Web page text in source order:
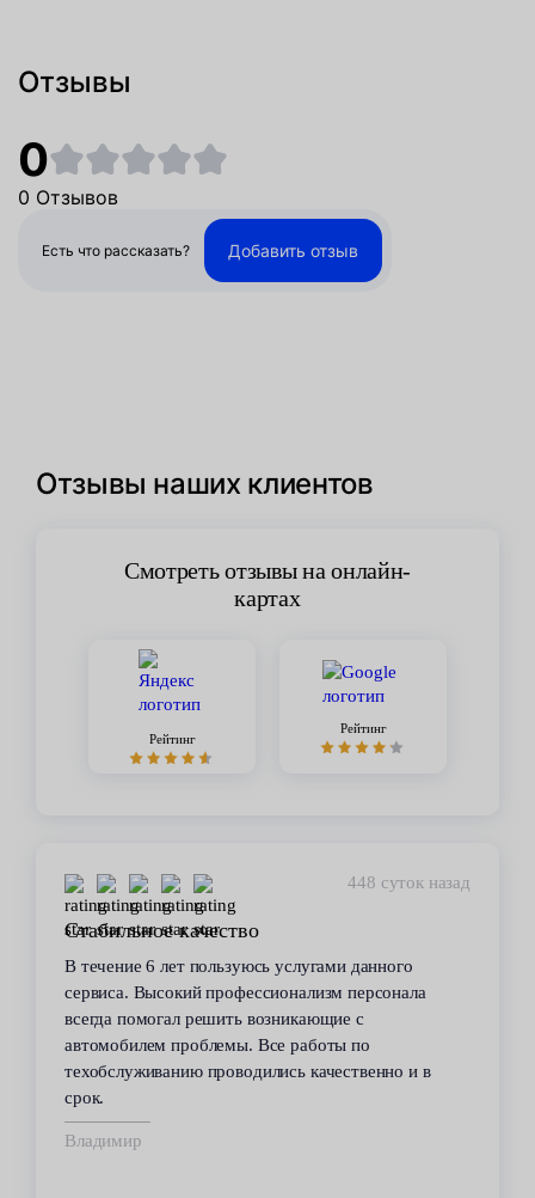
Отзывы
0
0 Отзывов
Есть что рассказать? Добавить отзыв
Отзывы наших клиентов
Смотреть отзывы на онлайн-
картах
Рейтинг
Рейтинг
448 суток назад
Стабильное качество
В течение 6 лет пользуюсь услугами данного
сервиса. Высокий профессионализм персонала
всегда помогал решить возникающие с
автомобилем проблемы. Все работы по
техобслуживанию проводились качественно и в
срок.
Владимир